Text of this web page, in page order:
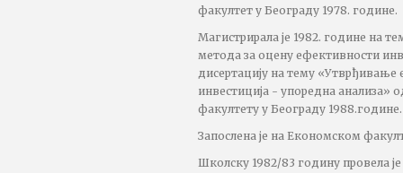
факултет у Београду 1978. године.
Магистрирала је 1982. године на
метода за оцену ефективности
дисертацију на тему
инвестиција - упоредна анализа»
факултету у Београду 1988.године.
Запослена је на Економском
Школску 1982/83 годину провела је